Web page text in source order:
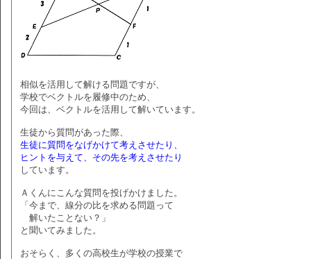
相似を活用して解ける問題ですが、
学校でベクトルを履修中のため、
今回は、ベクトルを活用して解いています。
生徒から質問があった際、
生徒に質問をなげかけて考えさせたり、
ヒントを与えて、その先を考えさせたり
しています。
Ａくんにこんな質問を投げかけました。
「今まで、線分の比を求める問題って
解いたことない？」
と聞いてみました。
おそらく、多くの高校生が学校の授業で